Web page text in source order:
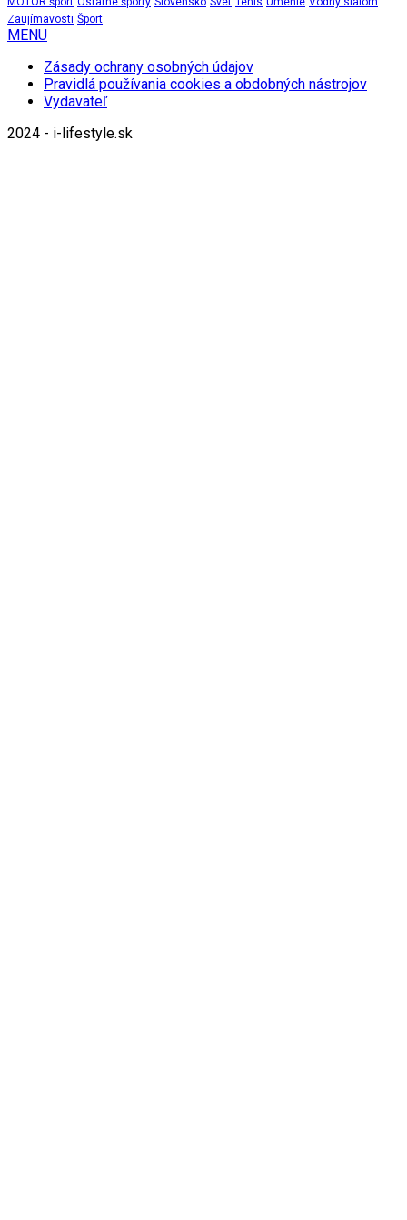
MOTOR šport Ostatné športy Slovensko Svet Tenis Umenie Vodný slalom
Zaujímavosti Šport
MENU
Zásady ochrany osobných údajov
Pravidlá používania cookies a obdobných nástrojov
Vydavateľ
2024 - i-lifestyle.sk